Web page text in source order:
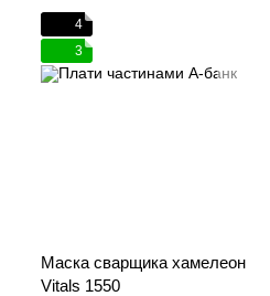
4
3
Маска сварщика хамелеон
Vitals 1550